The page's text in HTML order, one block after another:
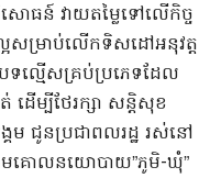
ធន៍ វាយតម្លៃ​ទៅលើ​កិច្ច
សម្រាប់​លើក​ទិសដៅ​អនុវត្ត​
ទល្មើស​គ្រប់​ប្រភេទ​ដែល​
ដើម្បី​ថែរក្សា សន្តិសុខ
គម ជូន​ប្រជាពលរដ្ឋ រស់នៅ​
ម​គោលនយោបាយ​”​ភូមិ​-​ឃុំ​”